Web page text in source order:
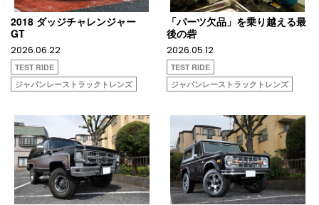
2018 ダッジチャレンジャー
GT
2026.06.22
TEST RIDE
ジャパンレーストラックトレンズ
「パーツ欠品」を乗り越える最
後の砦
2026.05.12
TEST RIDE
ジャパンレーストラックトレンズ